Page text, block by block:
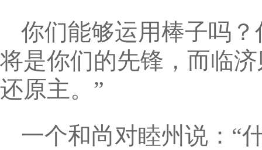
你们能够运用棒子吗
将是你们的先锋，而临
还原主。”
一个和尚对睦州说：“